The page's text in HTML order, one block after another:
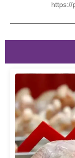
https://